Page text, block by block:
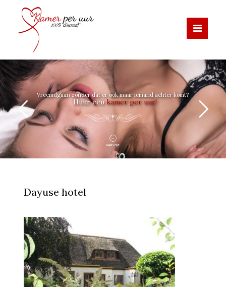
Vreemdgaan zonder dat er ook maar iemand achter komt?
Huur eenkamer per uur!
MAKE LOVE
Dayuse hotel